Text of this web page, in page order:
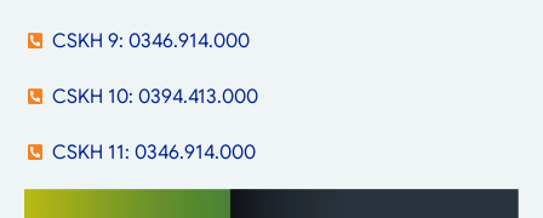
CSKH 9: 0346.914.000
CSKH 10: 0394.413.000
CSKH 11: 0346.914.000